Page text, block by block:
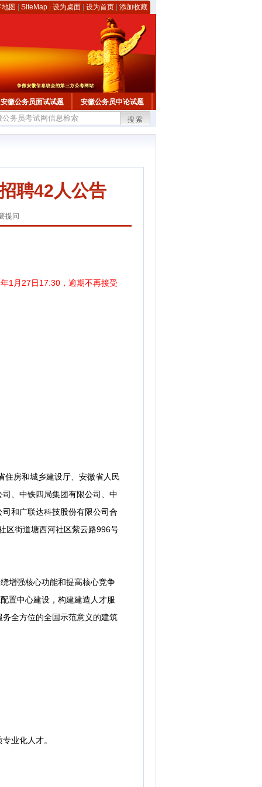
图 SiteMap 设为桌面 设为首页 添加收藏
安徽公务员面试试题 安徽公务员申论试题
搜索
聘42人公告
提问
1月27日17:30，逾期不再接受
房和城乡建设厅、安徽省人民
、中铁四局集团有限公司、中
和广联达科技股份有限公司合
区街道塘西河社区紫云路996号
增强核心功能和提高核心竞争
置中心建设，构建建造人才服
全方位的全国示范意义的建筑
业化人才。